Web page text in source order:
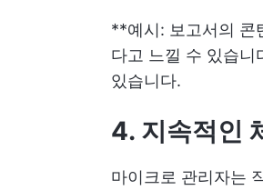
**예시: 보고서의 콘
다고 느낄 수 있습니
있습니다.
4. 지속적인
마이크로 관리자는